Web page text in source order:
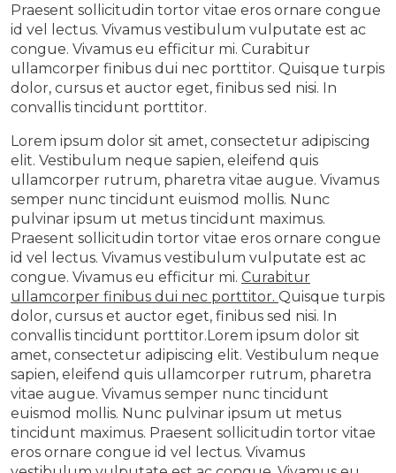
Praesent sollicitudin tortor vitae eros ornare congue
id vel lectus. Vivamus vestibulum vulputate est ac
congue. Vivamus eu efficitur mi. Curabitur
ullamcorper finibus dui nec porttitor. Quisque turpis
dolor, cursus et auctor eget, finibus sed nisi. In
convallis tincidunt porttitor.
Lorem ipsum dolor sit amet, consectetur adipiscing
elit. Vestibulum neque sapien, eleifend quis
ullamcorper rutrum, pharetra vitae augue. Vivamus
semper nunc tincidunt euismod mollis. Nunc
pulvinar ipsum ut metus tincidunt maximus.
Praesent sollicitudin tortor vitae eros ornare congue
id vel lectus. Vivamus vestibulum vulputate est ac
congue. Vivamus eu efficitur mi. Curabitur
ullamcorper finibus dui nec porttitor. Quisque turpis
dolor, cursus et auctor eget, finibus sed nisi. In
convallis tincidunt porttitor.Lorem ipsum dolor sit
amet, consectetur adipiscing elit. Vestibulum neque
sapien, eleifend quis ullamcorper rutrum, pharetra
vitae augue. Vivamus semper nunc tincidunt
euismod mollis. Nunc pulvinar ipsum ut metus
tincidunt maximus. Praesent sollicitudin tortor vitae
eros ornare congue id vel lectus. Vivamus